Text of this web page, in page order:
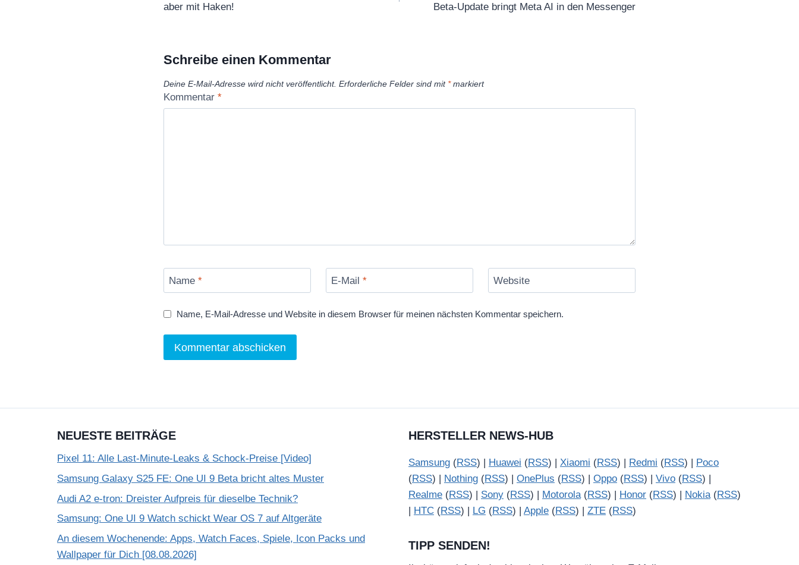
aber mit Haken!
Beta-Update bringt Meta AI in den Messenger
Schreibe einen Kommentar
Deine E-Mail-Adresse wird nicht veröffentlicht. Erforderliche Felder sind mit *markiert
Kommentar *
Name * E-Mail * Website
Name, E-Mail-Adresse und Website in diesem Browser für meinen nächsten Kommentar speichern.
NEUESTE BEITRÄGE
Pixel 11: Alle Last-Minute-Leaks & Schock-Preise [Video]
Samsung Galaxy S25 FE: One UI 9 Beta bricht altes Muster
Audi A2 e-tron: Dreister Aufpreis für dieselbe Technik?
Samsung: One UI 9 Watch schickt Wear OS 7 auf Altgeräte
An diesem Wochenende: Apps, Watch Faces, Spiele, Icon Packs und
Wallpaper für Dich [08.08.2026]
HERSTELLER NEWS-HUB
Samsung (RSS) | Huawei (RSS) | Xiaomi (RSS) | Redmi (RSS) | Poco
(RSS) | Nothing (RSS) | OnePlus (RSS) | Oppo (RSS) | Vivo (RSS) |
Realme (RSS) | Sony (RSS) | Motorola(RSS) | Honor (RSS) | Nokia(RSS)
| HTC (RSS) | LG (RSS) | Apple (RSS) | ZTE (RSS)
TIPP SENDEN!